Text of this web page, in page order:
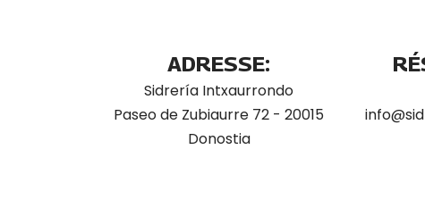
ADRESSE:
Sidrería Intxaurrondo
Paseo de Zubiaurre 72 - 20015
Donostia